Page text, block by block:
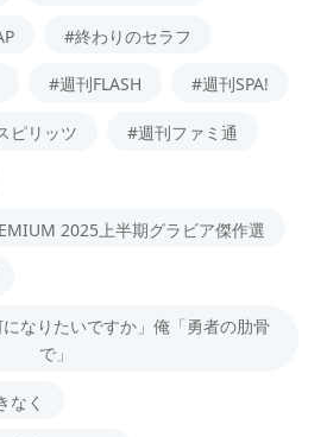
#終わりのセラフ
#週刊FLASH #週刊SPA!
ピリッツ #週刊ファミ通
2025上半期グラビア傑作選
なりたいですか」俺「勇者の肋骨
で」
なく